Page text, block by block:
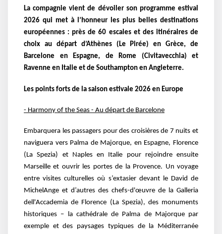
La compagnie vient de dévoiler son programme estival
2026 qui met à l’honneur les plus belles destinations
européennes : près de60 escales et des itinéraires de
choix au départ d’Athènes (Le Pirée) en Grèce, de
Barcelone en
Espagne, de Rome (Civitavecchia) et
Ravenne en Italie et de Southampton en Angleterre.
Les points forts de la saison estivale 2026 en Europe
- Harmony of the Seas - Au départ de Barcelone
Embarquera les passagers pour des croisières de 7 nuits et
naviguera vers Palma de Majorque, en Espagne, Florence
(La Spezia) et Naples en Italie pour rejoindre ensuite
Marseille et ouvrir les portes de la Provence. Un voyage
entre visites culturelles où s’extasier devant le David de
MichelAnge et d’autres des chefs-d'œuvre de la Galleria
dell'Accademia de Florence (La Spezia), des monuments
historiques – la cathédrale de Palma de Majorque par
exemple et des paysages typiques de la Méditerranée